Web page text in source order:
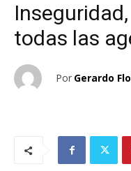
todas las
Por Gerardo